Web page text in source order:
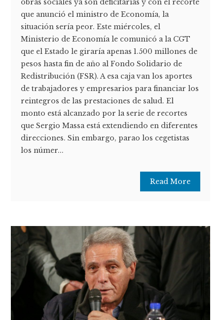
obras sociales ya son deficitarias y con el recorte
que anunció el ministro de Economía, la
situación sería peor. Este miércoles, el
Ministerio de Economía le comunicó a la CGT
que el Estado le giraría apenas 1.500 millones de
pesos hasta fin de año al Fondo Solidario de
Redistribución (FSR). A esa caja van los aportes
de trabajadores y empresarios para financiar los
reintegros de las prestaciones de salud. El
monto está alcanzado por la serie de recortes
que Sergio Massa está extendiendo en diferentes
direcciones. Sin embargo, parao los cegetistas
los númer...
Read More